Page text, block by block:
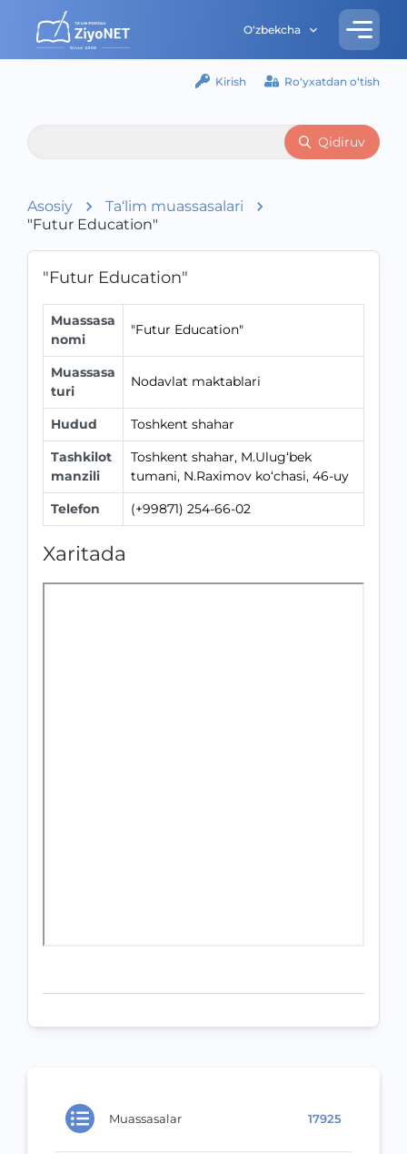
O‘zbekcha
Kirish Ro‘yxatdan o‘tish
Qidiruv
Asosiy
Ta‘lim muassasalari
"Futur Education"
Muassasalar 17925
"Futur Education"
Muassasa
nomi
"Futur Education"
Muassasa
turi
Nodavlat maktablari
Hudud
Toshkent shahar
Tashkilot
manzili
Toshkent shahar, M.Ulug‘bek
tumani, N.Raximov ko‘chasi, 46-uy
Telefon
(+99871) 254-66-02
Xaritada